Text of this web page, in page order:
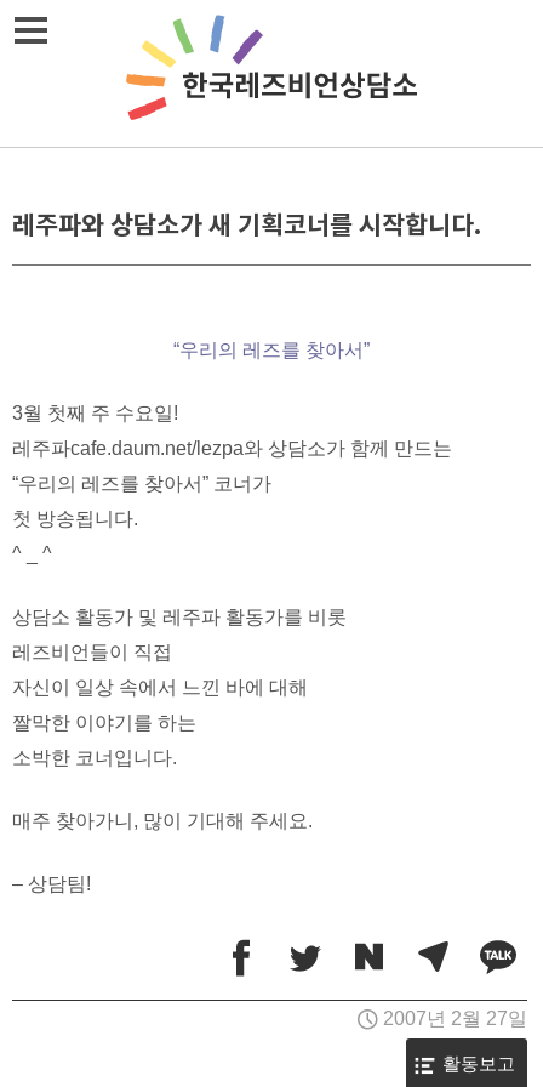
Skip
레주파와 상담소가 새 기획코너를 시작합니다.
“우리의 레즈를 찾아서”
3월 첫째 주 수요일!
레주파cafe.daum.net/lezpa와 상담소가 함께 만드는
“우리의 레즈를 찾아서” 코너가
첫 방송됩니다.
^ _ ^
상담소 활동가 및 레주파 활동가를 비롯
레즈비언들이 직접
자신이 일상 속에서 느낀 바에 대해
짤막한 이야기를 하는
소박한 코너입니다.
매주 찾아가니, 많이 기대해 주세요.
– 상담팀!
2007년 2월 27일
활동보고